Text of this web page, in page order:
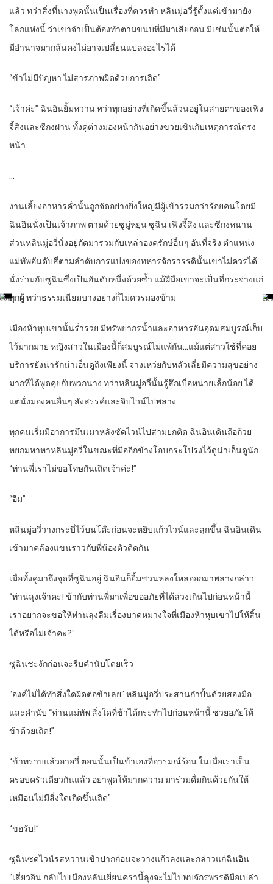
แล้ว ทว่าสิ่งที่นางพูดนั้นเป็นเรื่องที่ควรทำ หลินมู่อวี่รู้ตั้งแต่เข้ามายัง
โลกแห่งนี้ ว่าเขาจำเป็นต้องทำตามขนบที่มีมาเสียก่อน มิเช่นนั้นต่อให้
มีอำนาจมากล้นคงไม่อาจเปลี่ยนแปลงอะไรได้
“ข้าไม่มีปัญหา ไม่สารภาพผิดด้วยการเถิด”
“เจ้าค่ะ” ฉินอินยิ้มหวาน ทว่าทุกอย่างที่เกิดขึ้นล้วนอยู่ในสายตาของเฟิง
จี้สิงและซีกงฝาน ทั้งคู่ต่างมองหน้ากันอย่างขวยเขินกับเหตุการณ์ตรง
หน้า
…
งานเลี้ยงอาหารค่ำนั้นถูกจัดอย่างยิ่งใหญ่มีผู้เข้าร่วมกว่าร้อยคนโดยมี
ฉินอินนั่งเป็นเจ้าภาพ ตามด้วยซูมู่หยุน ซูฉิน เฟิงจี้สิง และซีกงหนาน
ส่วนหลินมู่อวี่นั่งอยู่ถัดมารวมกับเหล่าองครักษ์อื่นๆ อันที่จริง ตำแหน่ง
แม่ทัพอันดับสี่ตามลำดับการแบ่งของทหารจักรวรรดินั้นเขาไม่ควรได้
นั่งร่วมกับซูฉินซึ่งเป็นอันดับหนึ่งด้วยซ้ำ แม้ฝีมือเขาจะเป็นที่กระจ่างแก่
ทุกผู้ ทว่าธรรมเนียมบางอย่างก็ไม่ควรมองข้าม
เมืองห้าหุบเขานั้นร่ำรวย มีทรัพยากรน้ำและอาหารอันอุดมสมบูรณ์เก็บ
ไว้มากมาย หญิงสาวในเมืองนี้ก็สมบูรณ์ไม่แพ้กัน…แม้แต่สาวใช้ที่คอย
บริการยังน่ารักน่าเอ็นดูถึงเพียงนี้ จางเหว่ยกับหลัวเลี่ยมีความสุขอย่าง
มากที่ได้พูดคุยกับพวกนาง ทว่าหลินมู่อวี่นั้นรู้สึกเบื่อหน่ายเล็กน้อย ได้
แต่นั่งมองคนอื่นๆ สังสรรค์และจิบไวน์ไปพลาง
ทุกคนเริ่มมีอาการมึนเมาหลังซัดไวน์ไปสามยกติด ฉินอินเดินถือถ้วย
หยกมหาหาหลินมู่อวี่ในขณะที่มืออีกข้างโอบกระโปรงไว้ดูน่าเอ็นดูนัก
“ท่านพี่เราไม่ขอโทษกันเถิดเจ้าค่ะ!”
“อืม”
หลินมู่อวี่วางกระบี่ไว้บนโต๊ะก่อนจะหยิบแก้วไวน์และลุกขึ้น ฉินอินเดิน
เข้ามาคล้องแขนราวกับพี่น้องตัวติดกัน
เมื่อทั้งคู่มาถึงจุดที่ซูฉินอยู่ ฉินอินก็ยิ้มชวนหลงใหลออกมาพลางกล่าว
“ท่านลุงเจ้าคะ! ข้ากับท่านพี่มาเพื่อขออภัยที่ได้ล่วงเกินไปก่อนหน้านี้
เราอยากจะขอให้ท่านลุงลืมเรื่องบาดหมางใจที่เมืองห้าหุบเขาไปให้สิ้น
ได้หรือไม่เจ้าคะ?”
ซูฉินชะงักก่อนจะรีบคำนับโดยเร็ว
“องค์ไม่ได้ทำสิ่งใดผิดต่อข้าเลย” หลินมู่อวี่ประสานกำปั้นด้วยสองมือ
และคำนับ “ท่านแม่ทัพ สิ่งใดที่ข้าได้กระทำไปก่อนหน้านี้ ช่วยอภัยให้
ข้าด้วยเถิด!”
“ข้าทราบแล้วอาอวี่ ตอนนั้นเป็นข้าเองที่อารมณ์ร้อน ในเมื่อเราเป็น
ครอบครัวเดียวกันแล้ว อย่าพูดให้มากความ มาร่วมดื่มกินด้วยกันให้
เหมือนไม่มีสิ่งใดเกิดขึ้นเถิด”
“ขอรับ!”
ซูฉินซดไวน์รสหวานเข้าปากก่อนจะวางแก้วลงและกล่าวแก่ฉินอิน
“เสี่ยวอิน กลับไปเมืองหลันเยี่ยนครานี้ลุงจะไม่ไปพบจักรพรรดิมือเปล่า